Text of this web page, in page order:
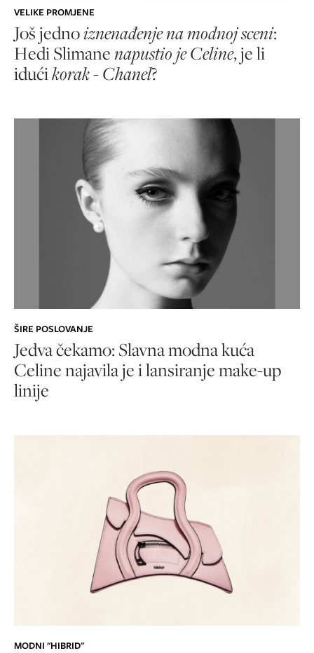
VELIKE PROMJENE
Još jednoiznenađenje na modnoj sceni:
Hedi Slimanenapustio je Celine, je li
idućikorak - Chanel?
ŠIRE POSLOVANJE
Jedva čekamo: Slavna modna kuća
Celine najavila je i lansiranje make-up
linije
MODNI "HIBRID"